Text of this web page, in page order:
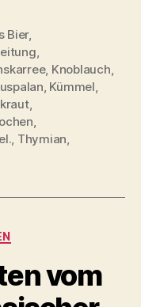
Bier,
,
, Knoblauch,
, Kümmel,
,
,
, Thymian,
vom